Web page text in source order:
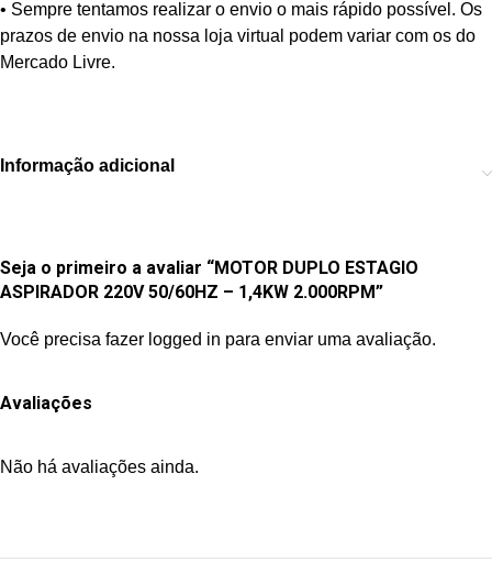
• Sempre tentamos realizar o envio o mais rápido possível. Os
prazos de envio na nossa loja virtual podem variar com os do
Mercado Livre.
Informação adicional
Avaliações
Não há avaliações ainda.
Seja o primeiro a avaliar “MOTOR DUPLO ESTAGIO
ASPIRADOR 220V 50/60HZ – 1,4KW 2.000RPM”
Você precisa fazer logged in para enviar uma avaliação.